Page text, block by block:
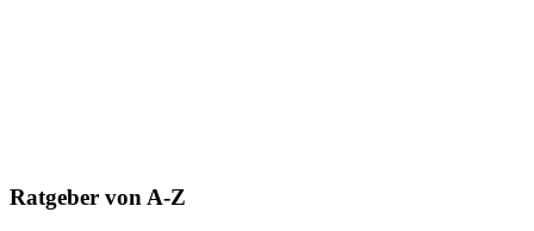
Ratgeber von A-Z